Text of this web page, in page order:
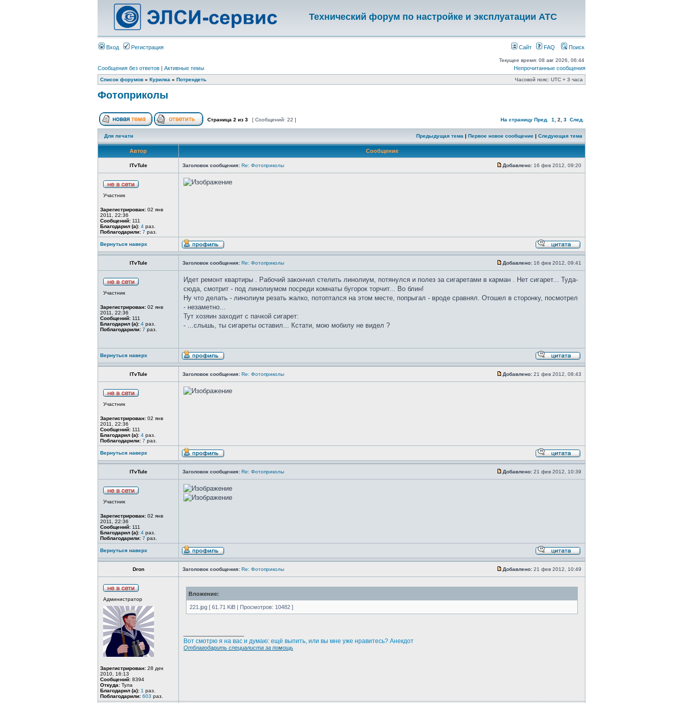
Технический форум по настройке и эксплуатации АТС
Вход Регистрация Сайт FAQ Поиск
Текущее время: 08 авг 2026, 06:44
Сообщения без ответов | Активные темы Непрочитанные сообщения
Список форумов » Курилка » Потрендеть Часовой пояс: UTC + 3 часа
Фотоприколы
Страница 2 из 3 [ Сообщений: 22 ] На страницу Пред. 1 2 3 След.
Для печати Предыдущая тема | Первое новое сообщение | Следующая тема
Автор Сообщение
ITvTule Заголовок сообщения: Re: Фотоприколы Добавлено: 16 фев 2012, 09:20
Участник
Зарегистрирован: 02 янв
2011, 22:36
Сообщений: 111
Благодарил (а): 4 раз.
Поблагодарили: 7 раз.
Вернуться наверх
ITvTule Заголовок сообщения: Re: Фотоприколы Добавлено: 16 фев 2012, 09:41
Участник
Зарегистрирован: 02 янв
2011, 22:36
Сообщений: 111
Благодарил (а): 4 раз.
Поблагодарили: 7 раз.
Идет ремонт квартиры . Рабочий закончил стелить линолиум, потянулся и полез за сигаретами в карман . Нет сигарет... Туда-
сюда, смотрит - под линолиумом посреди комнаты бугорок торчит... Во блин!
Ну что делать - линолиум резать жалко, потоптался на этом месте, попрыгал - вроде сравнял. Отошел в сторонку, посмотрел
- незаметно...
Тут хозяин заходит с пачкой сигарет:
- ...слышь, ты сигареты оставил... Кстати, мою мобилу не видел ?
Вернуться наверх
ITvTule Заголовок сообщения: Re: Фотоприколы Добавлено: 21 фев 2012, 08:43
Участник
Зарегистрирован: 02 янв
2011, 22:36
Сообщений: 111
Благодарил (а): 4 раз.
Поблагодарили: 7 раз.
Вернуться наверх
ITvTule Заголовок сообщения: Re: Фотоприколы Добавлено: 21 фев 2012, 10:39
Участник
Зарегистрирован: 02 янв
2011, 22:36
Сообщений: 111
Благодарил (а): 4 раз.
Поблагодарили: 7 раз.
Вернуться наверх
Dron Заголовок сообщения: Re: Фотоприколы Добавлено: 21 фев 2012, 10:49
Администратор
Зарегистрирован: 28 дек
2010, 16:13
Сообщений: 8394
Откуда: Тула
Благодарил (а): 1 раз.
Поблагодарили: 603 раз.
Вложение:
221.jpg [ 61.71 KiB | Просмотров: 10482 ]
Вот смотрю я на вас и думаю: ещё выпить, или вы мне уже нравитесь? Анекдот
Отблагодарить специалиста за помощь